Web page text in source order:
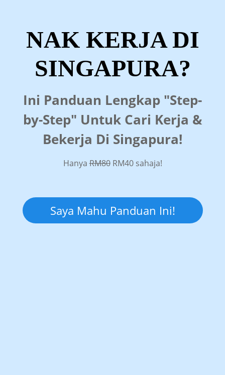
NAK KERJA DI
SINGAPURA?
Ini Panduan Lengkap "Step-
by-Step" Untuk Cari Kerja &
Bekerja Di Singapura!
HanyaRM80RM40 sahaja!
Saya Mahu Panduan Ini!